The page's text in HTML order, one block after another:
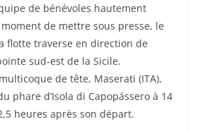
de bénévoles hautement
de mettre sous presse, le
flotte traverse en direction de
sud-est de la Sicile.
de tête, Maserati (ITA),
phare d’Isola di Capopássero à 14
heures après son départ.